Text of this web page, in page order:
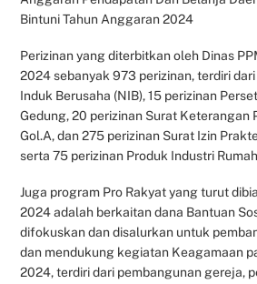
Bintuni Tahun Anggaran 2024
Perizinan yang diterbitkan oleh Dinas
2024 sebanyak 973 perizinan, terdiri
Induk Berusaha (NIB), 15 perizinan
Gedung, 20 perizinan Surat Keterangan
Gol.A, dan 275 perizinan Surat Izin
serta 75 perizinan Produk Industri
Juga program Pro Rakyat yang turut
2024 adalah berkaitan dana Bantuan
difokuskan dan disalurkan untuk
dan mendukung kegiatan Keagamaan
2024, terdiri dari pembangunan gereja,